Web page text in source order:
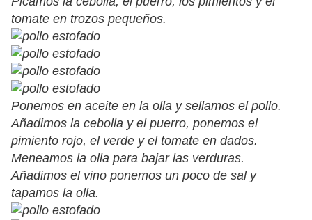
tomate en trozos pequeños.
Ponemos en aceite en la olla y sellamos el pollo.
Añadimos la cebolla y el puerro, ponemos el
pimiento rojo, el verde y el tomate en dados.
Meneamos la olla para bajar las verduras.
Añadimos el vino ponemos un poco de sal y
tapamos la olla.